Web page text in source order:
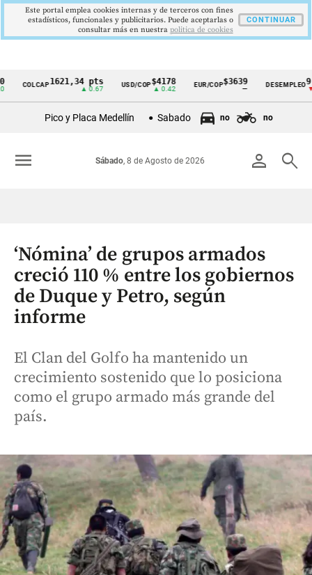
Cintillo
Colombia
COLCAP1621,34 pts
▲ 0.67
USD/COP$4178
▲ 0.42
EUR/COP$3639 DESEMPLEO9,9 %
▼ 0.30
Pico y Placa Medellín Sabado no no
person search
Sábado, 8 de Agosto de 2026
menu
‘Nómina’ de grupos armados
creció 110 % entre los gobiernos
de Duque y Petro, según
informe
El Clan del Golfo ha mantenido un
crecimiento sostenido que lo posiciona
como el grupo armado más grande del
país.
Este portal emplea cookies internas y de terceros con fines
estadísticos, funcionales y publicitarios. Puede aceptarlas o
consultar más en nuestra politica de cookies
CONTINUAR